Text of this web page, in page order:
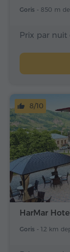
Goris - 850 m
Prix par nuit
HarMar Hotel
Goris - 1.2 km
8/10